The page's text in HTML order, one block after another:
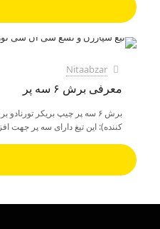
Nitaabzar
معرفی برش ۶ سه پر
کننده): این تیغ دارای سه پر جهت